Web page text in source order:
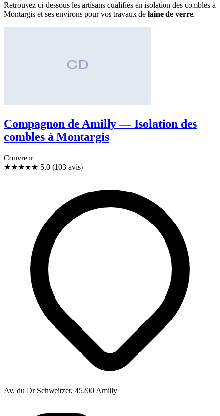
Retrouvez ci-dessous les artisans qualifiés en isolation des combles à
Montargis et ses environs pour vos travaux de laine de verre.
Compagnon de Amilly — Isolation des
combles à Montargis
Couvreur
★★★★★ 5,0 (103 avis)
Av. du Dr Schweitzer, 45200 Amilly